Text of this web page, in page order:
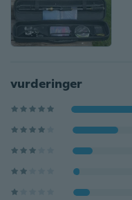
vurderinger